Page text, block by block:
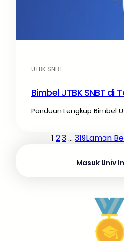
UTBK SNBT·
Bimbel UTBK SNBT
Panduan Lengkap Bimbel
1 23… 319Laman
Masuk Univ